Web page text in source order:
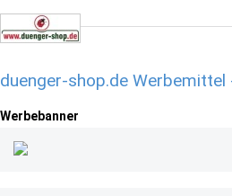
duenger-shop.de Werbemittel
Werbebanner